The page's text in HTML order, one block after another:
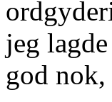
jeg
god